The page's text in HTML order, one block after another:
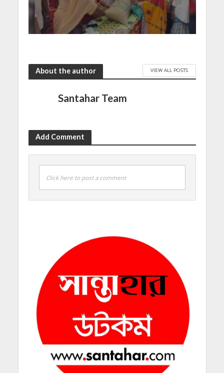
About the author VIEW ALL POSTS
Santahar Team
Add Comment
Click here to post a comment